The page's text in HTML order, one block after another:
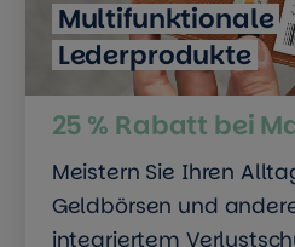
Multifunktionale
Lederprodukte
25 % Rabatt bei
Meistern Sie Ihren
Geldbörsen und
integriertem